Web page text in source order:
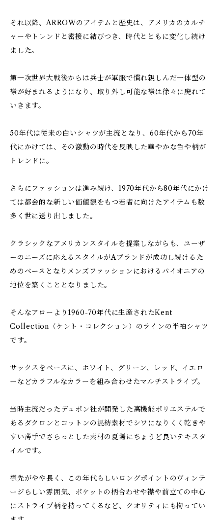
それ以降、ARROWのアイテムと歴史は、アメリカのカルチ
ャーやトレンドと密接に結びつき、時代とともに変化し続け
ました。
第一次世界大戦後からは兵士が軍服で慣れ親しんだ一体型の
襟が好まれるようになり、取り外し可能な襟は徐々に廃れて
いきます。
50年代は従来の白いシャツが主流となり、60年代から70年
代にかけては、その激動の時代を反映した華やかな色や柄が
トレンドに。
さらにファッションは進み続け、1970年代から80年代にかけ
ては都会的な新しい価値観をもつ若者に向けたアイテムも数
多く世に送り出しました。
クラシックなアメリカンスタイルを提案しながらも、ユーザ
ーのニーズに応えるスタイルがAブランドが成功し続けるた
めのベースとなりメンズファッションにおけるパイオニアの
地位を築くこととなりました。
そんなアローより1960-70年代に生産されたKent
Collection（ケント・コレクション）のラインの半袖シャツ
です。
サックスをベースに、ホワイト、グリーン、レッド、イエロ
ーなどカラフルなカラーを組み合わせたマルチストライプ。
当時主流だったデュポン社が開発した高機能ポリエステルで
あるダクロンとコットンの混紡素材でシワになりくく乾きや
すい薄手でさらっとした素材の夏場にちょうど良いテキスタ
イルです。
襟先がやや長く、この年代らしいロングポイントのヴィンテ
ージらしい雰囲気、ポケットの柄合わせや襟や前立ての中心
にストライプ柄を持ってくるなど、クオリティにも拘ってい